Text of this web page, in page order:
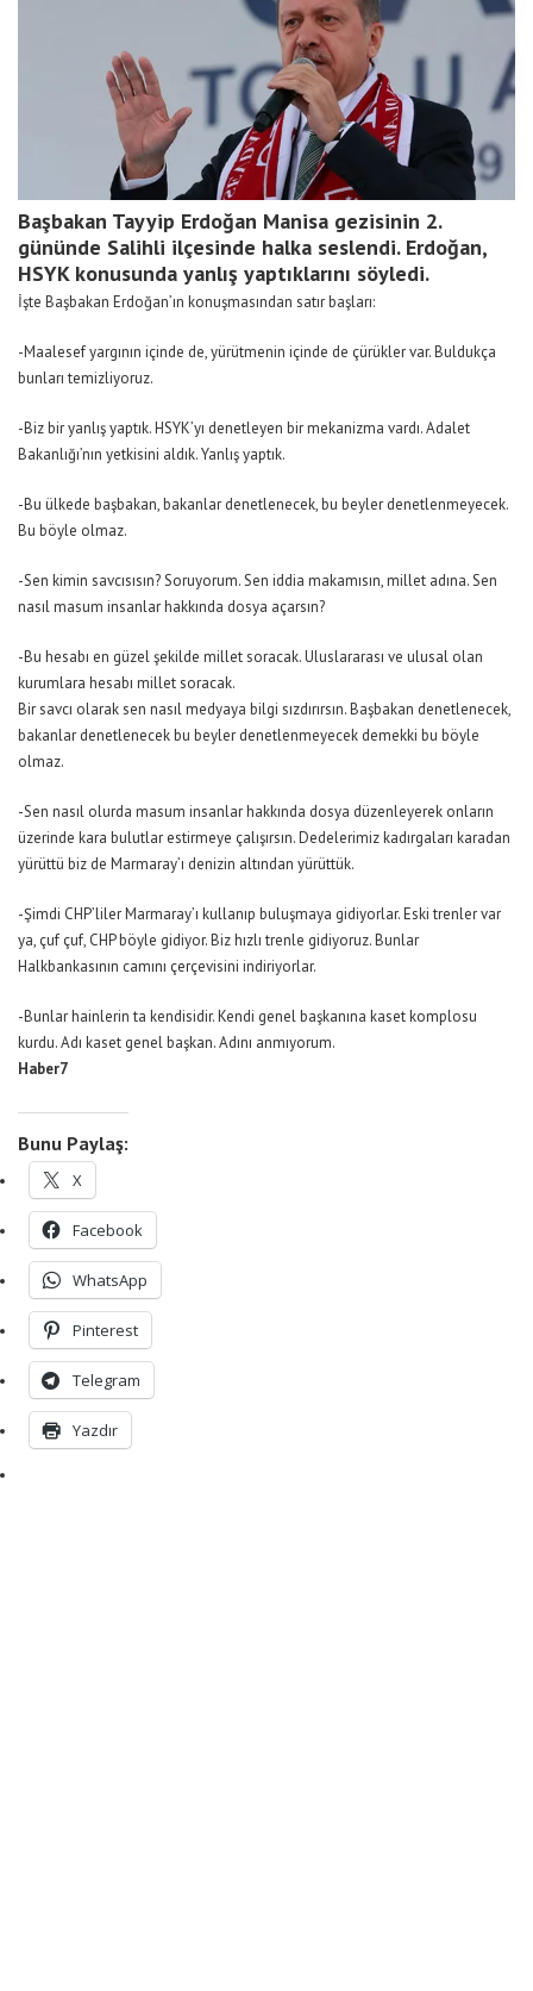
Başbakan Tayyip Erdoğan Manisa gezisinin 2.
gününde Salihli ilçesinde halka seslendi. Erdoğan,
HSYK konusunda yanlış yaptıklarını söyledi.
İşte Başbakan Erdoğan’ın konuşmasından satır başları:
-Maalesef yargının içinde de, yürütmenin içinde de çürükler var. Buldukça
bunları temizliyoruz.
-Biz bir yanlış yaptık. HSYK’yı denetleyen bir mekanizma vardı. Adalet
Bakanlığı’nın yetkisini aldık. Yanlış yaptık.
-Bu ülkede başbakan, bakanlar denetlenecek, bu beyler denetlenmeyecek.
Bu böyle olmaz.
-Sen kimin savcısısın? Soruyorum. Sen iddia makamısın, millet adına. Sen
nasıl masum insanlar hakkında dosya açarsın?
-Bu hesabı en güzel şekilde millet soracak. Uluslararası ve ulusal olan
kurumlara hesabı millet soracak.
Bir savcı olarak sen nasıl medyaya bilgi sızdırırsın. Başbakan denetlenecek,
bakanlar denetlenecek bu beyler denetlenmeyecek demekki bu böyle
olmaz.
-Sen nasıl olurda masum insanlar hakkında dosya düzenleyerek onların
üzerinde kara bulutlar estirmeye çalışırsın. Dedelerimiz kadırgaları karadan
yürüttü biz de Marmaray’ı denizin altından yürüttük.
-Şimdi CHP’liler Marmaray’ı kullanıp buluşmaya gidiyorlar. Eski trenler var
ya, çuf çuf, CHP böyle gidiyor. Biz hızlı trenle gidiyoruz. Bunlar
Halkbankasının camını çerçevisini indiriyorlar.
-Bunlar hainlerin ta kendisidir. Kendi genel başkanına kaset komplosu
kurdu. Adı kaset genel başkan. Adını anmıyorum.
Haber7
Bunu Paylaş:
X
Facebook
WhatsApp
Pinterest
Telegram
Yazdır